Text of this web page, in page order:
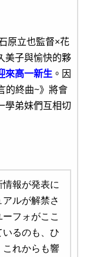
原立也監督×花
美子與愉快的夥
來高一新生 。因
的終曲~》將會
學弟妹們互相切
報が発表に
ルが解禁さ
フォがここ
るのも、ひ
れからも響